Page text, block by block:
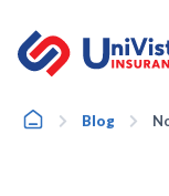
contenido
HomeBlog